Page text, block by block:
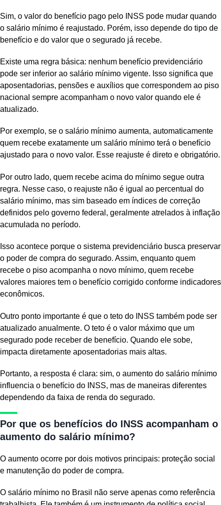
Sim, o valor do benefício pago pelo INSS pode mudar quando
o salário mínimo é reajustado. Porém, isso depende do tipo de
benefício e do valor que o segurado já recebe.
Existe uma regra básica: nenhum benefício previdenciário
pode ser inferior ao salário mínimo vigente. Isso significa que
aposentadorias, pensões e auxílios que correspondem ao piso
nacional sempre acompanham o novo valor quando ele é
atualizado.
Por exemplo, se o salário mínimo aumenta, automaticamente
quem recebe exatamente um salário mínimo terá o benefício
ajustado para o novo valor. Esse reajuste é direto e obrigatório.
Por outro lado, quem recebe acima do mínimo segue outra
regra. Nesse caso, o reajuste não é igual ao percentual do
salário mínimo, mas sim baseado em índices de correção
definidos pelo governo federal, geralmente atrelados à inflação
acumulada no período.
Isso acontece porque o sistema previdenciário busca preservar
o poder de compra do segurado. Assim, enquanto quem
recebe o piso acompanha o novo mínimo, quem recebe
valores maiores tem o benefício corrigido conforme indicadores
econômicos.
Outro ponto importante é que o teto do INSS também pode ser
atualizado anualmente. O teto é o valor máximo que um
segurado pode receber de benefício. Quando ele sobe,
impacta diretamente aposentadorias mais altas.
Portanto, a resposta é clara: sim, o aumento do salário mínimo
influencia o benefício do INSS, mas de maneiras diferentes
dependendo da faixa de renda do segurado.
Por que os benefícios do INSS acompanham o
aumento do salário mínimo?
O aumento ocorre por dois motivos principais: proteção social
e manutenção do poder de compra.
O salário mínimo no Brasil não serve apenas como referência